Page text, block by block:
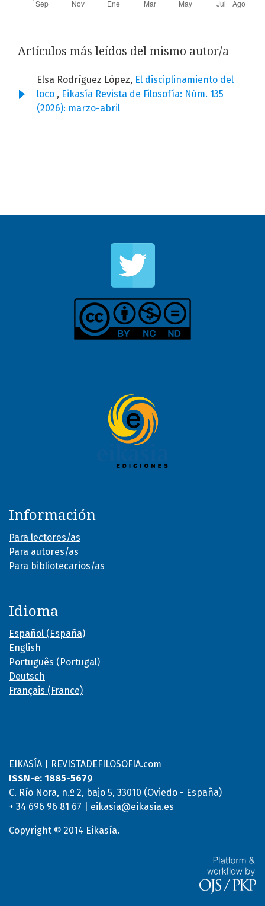
Artículos más leídos del mismo autor/a
Elsa Rodríguez López, El disciplinamiento del
loco , Eikasía Revista de Filosofía: Núm. 135
(2026): marzo-abril
Información
Para lectores/as
Para autores/as
Para bibliotecarios/as
Idioma
Español (España)
English
Português (Portugal)
Deutsch
Français (France)
EIKASÍA | REVISTADEFILOSOFIA.com
ISSN-e: 1885-5679
C. Río Nora, n.º 2, bajo 5, 33010 (Oviedo - España)
+ 34 696 96 81 67 | eikasia@eikasia.es
Copyright © 2014 Eikasía.